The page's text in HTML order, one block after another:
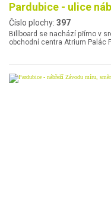
Pardubice - ulice
Číslo plochy: 397
Billboard se nachází přímo v
obchodní centra Atrium Palác